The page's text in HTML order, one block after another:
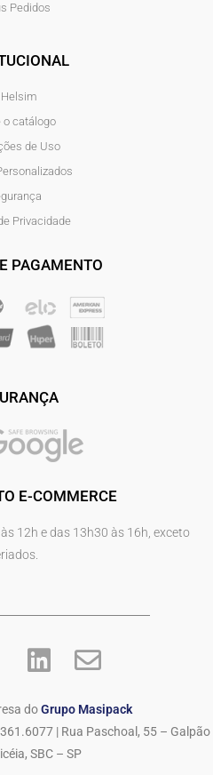
Pedidos
o catálogo
de Uso
Privacidade
PAGAMENTO
E-COMMERCE
12h e das 13h30 às 16h, exceto
doGrupo Masipack
| Rua Paschoal, 55 – Galpão
SBC – SP